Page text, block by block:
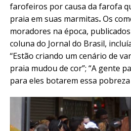
farofeiros por causa da farofa
praia em suas marmitas.Os
moradores na época,
coluna do Jornal do Brasil,
“Estão criando um cenário de
praia mudou de cor”; “A gente
para eles botarem essa